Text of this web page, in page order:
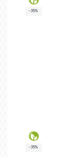
-35%
-35%